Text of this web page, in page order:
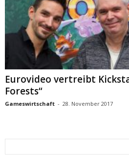
Eurovideo vertreibt
Forests“
Gameswirtschaft - 28. November 2017